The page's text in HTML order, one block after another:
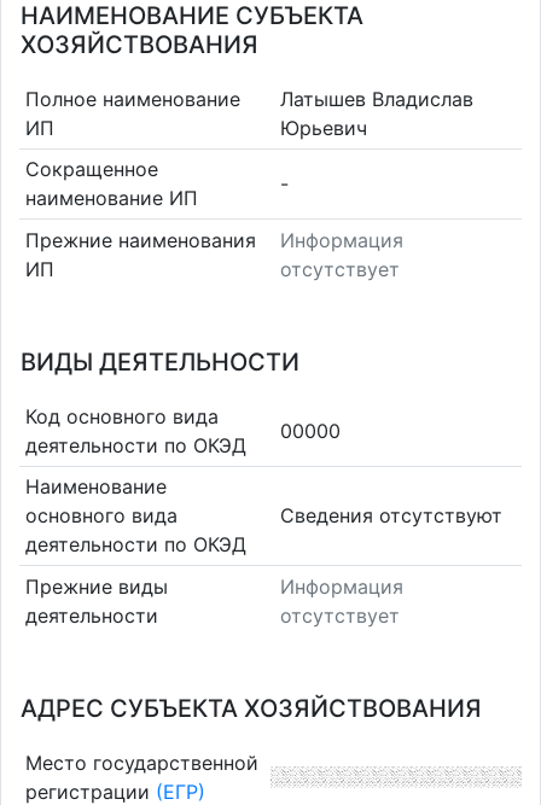
НАИМЕНОВАНИЕ СУБЪЕКТА
ХОЗЯЙСТВОВАНИЯ
Полное наименование
ИП
Латышев Владислав
Юрьевич
Сокращенное
наименование ИП
-
Прежние наименования
ИП
Информация
отсутствует
ВИДЫ ДЕЯТЕЛЬНОСТИ
Код основного вида
деятельности по ОКЭД
00000
Наименование
основного вида
деятельности по ОКЭД
Cведения отсутствуют
Прежние виды
деятельности
Информация
отсутствует
АДРЕС СУБЪЕКТА ХОЗЯЙСТВОВАНИЯ
Место государственной
регистрации (ЕГР)